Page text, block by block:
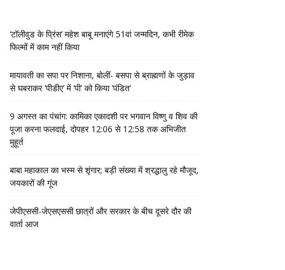
‘टॉलीवुड के प्रिंस’ महेश बाबू मनाएंगे 51वां जन्मदिन, कभी रीमेक
फिल्मों में काम नहीं किया
मायावती का सपा पर निशाना, बोलीं- बसपा से ब्राह्मणों के जुड़ाव
से घबराकर ‘पीडीए’ में ‘पी’ को किया ‘पंडित’
9 अगस्त का पंचांग: कामिका एकादशी पर भगवान विष्णु व शिव की
पूजा करना फलदाई, दोपहर 12:06 से 12:58 तक अभिजीत
मुहूर्त
बाबा महाकाल का भस्म से शृंगार; बड़ी संख्या में श्रद्धालु रहे मौजूद,
जयकारों की गूंज
जेपीएससी-जेएसएससी छात्रों और सरकार के बीच दूसरे दौर की
वार्ता आज